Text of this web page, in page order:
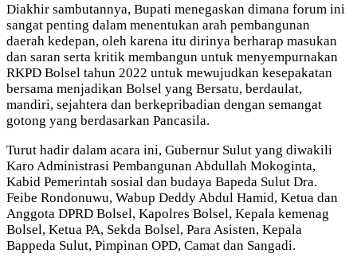
Diakhir sambutannya, Bupati menegaskan dimana forum ini
sangat penting dalam menentukan arah pembangunan
daerah kedepan, oleh karena itu dirinya berharap masukan
dan saran serta kritik membangun untuk menyempurnakan
RKPD Bolsel tahun 2022 untuk mewujudkan kesepakatan
bersama menjadikan Bolsel yang Bersatu, berdaulat,
mandiri, sejahtera dan berkepribadian dengan semangat
gotong yang berdasarkan Pancasila.
Turut hadir dalam acara ini, Gubernur Sulut yang diwakili
Karo Administrasi Pembangunan Abdullah Mokoginta,
Kabid Pemerintah sosial dan budaya Bapeda Sulut Dra.
Feibe Rondonuwu, Wabup Deddy Abdul Hamid, Ketua dan
Anggota DPRD Bolsel, Kapolres Bolsel, Kepala kemenag
Bolsel, Ketua PA, Sekda Bolsel, Para Asisten, Kepala
Bappeda Sulut, Pimpinan OPD, Camat dan Sangadi.